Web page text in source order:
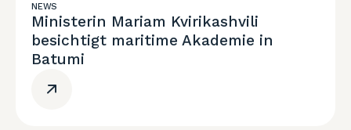
NEWS
Ministerin Mariam Kvirikashvili
besichtigt maritime Akademie in
Batumi